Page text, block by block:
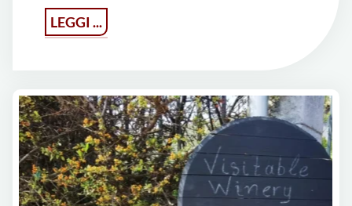
LEGGI ...
Biologica